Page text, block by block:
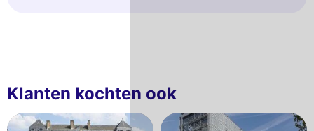
Klanten kochten ook